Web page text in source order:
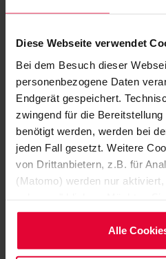
Diese Webseite verwendet
Bei dem Besuch dieser
personenbezogene Daten
Endgerät gespeichert.
zwingend für die
benötigt werden, werden bei
jeden Fall gesetzt. Weitere
von Drittanbietern, z.B. für
(Matomo) werden nur
auf "Nur notwendige Cookies
(einschließlich der
zu ändern oder zu widerrufen)
Alle
"THE HIGH ART OF
ENGINEERING“
The Steuler Linings order
November 2018